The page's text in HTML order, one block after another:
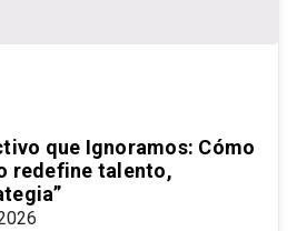
que Ignoramos: Cómo
redefine talento,